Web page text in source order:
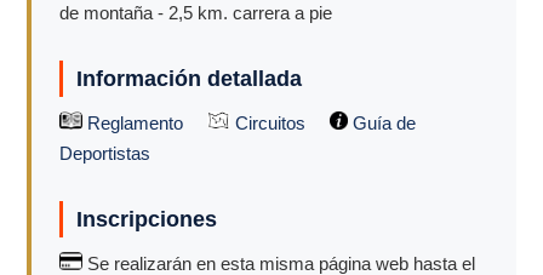
de montaña - 2,5 km. carrera a pie
Información detallada
Reglamento Circuitos
Guía de
Deportistas
Inscripciones
Se realizarán en esta misma página web hasta el